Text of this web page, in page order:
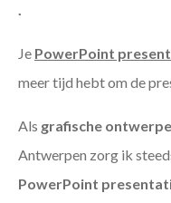
.
Je PowerPoint
meer tijd hebt om de
Als grafische
Antwerpen zorg ik
PowerPoint